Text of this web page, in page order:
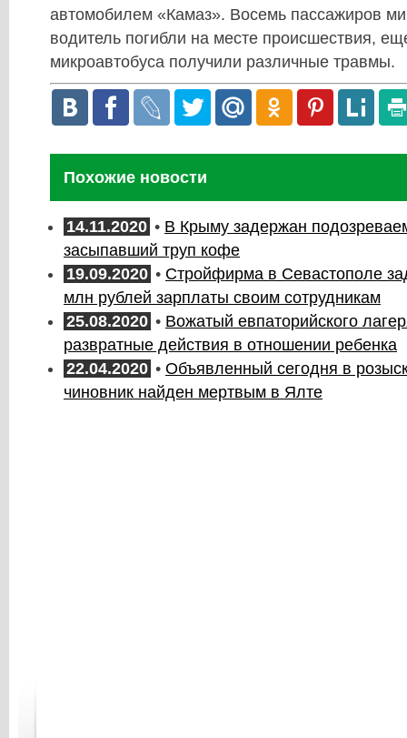
автомобилем «Камаз». Восемь пассажиров
водитель погибли на месте происшествия,
микроавтобуса получили различные травмы.
Похожие новости
14.11.2020 • В Крыму задержан
засыпавший труп кофе
19.09.2020 • Стройфирма в Севастополе
млн рублей зарплаты своим сотрудникам
25.08.2020 • Вожатый евпаторийского
развратные действия в отношении ребенка
22.04.2020 • Объявленный сегодня в
чиновник найден мертвым в Ялте